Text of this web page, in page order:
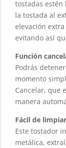
tostadas estén
la tostada al
elevación
evitando así
Función
Podrás
momento
Cancelar, que
manera
Fácil de
Este tostador
metálica,